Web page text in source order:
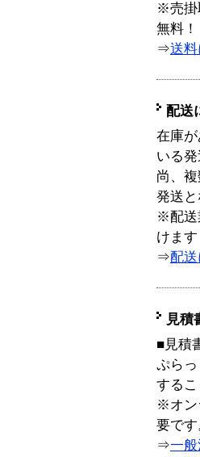
※売掛
無料！
⇒送
配送
在庫
いる
尚、
発送と
※配送
けます
⇒配
見積
■見積
ぷら
するこ
※オン
要です
⇒一